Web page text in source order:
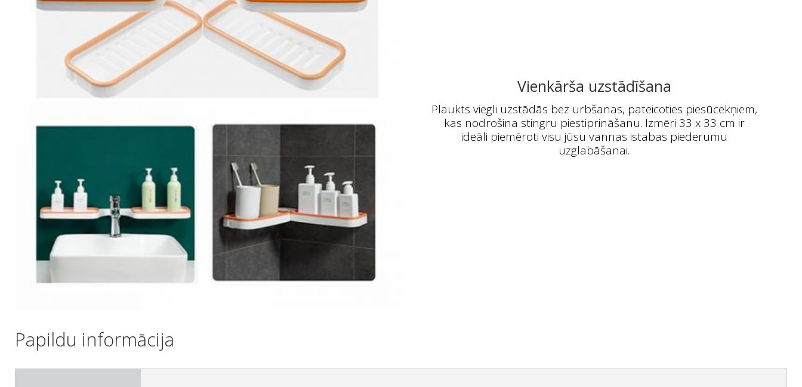
Vienkārša uzstādīšana
Plaukts viegli uzstādās bez urbšanas, pateicoties piesūcekņiem,
kas nodrošina stingru piestiprināšanu. Izmēri 33 x 33 cm ir
ideāli piemēroti visu jūsu vannas istabas piederumu
uzglabāšanai.
Papildu informācija